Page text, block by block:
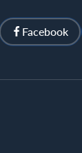
Facebook